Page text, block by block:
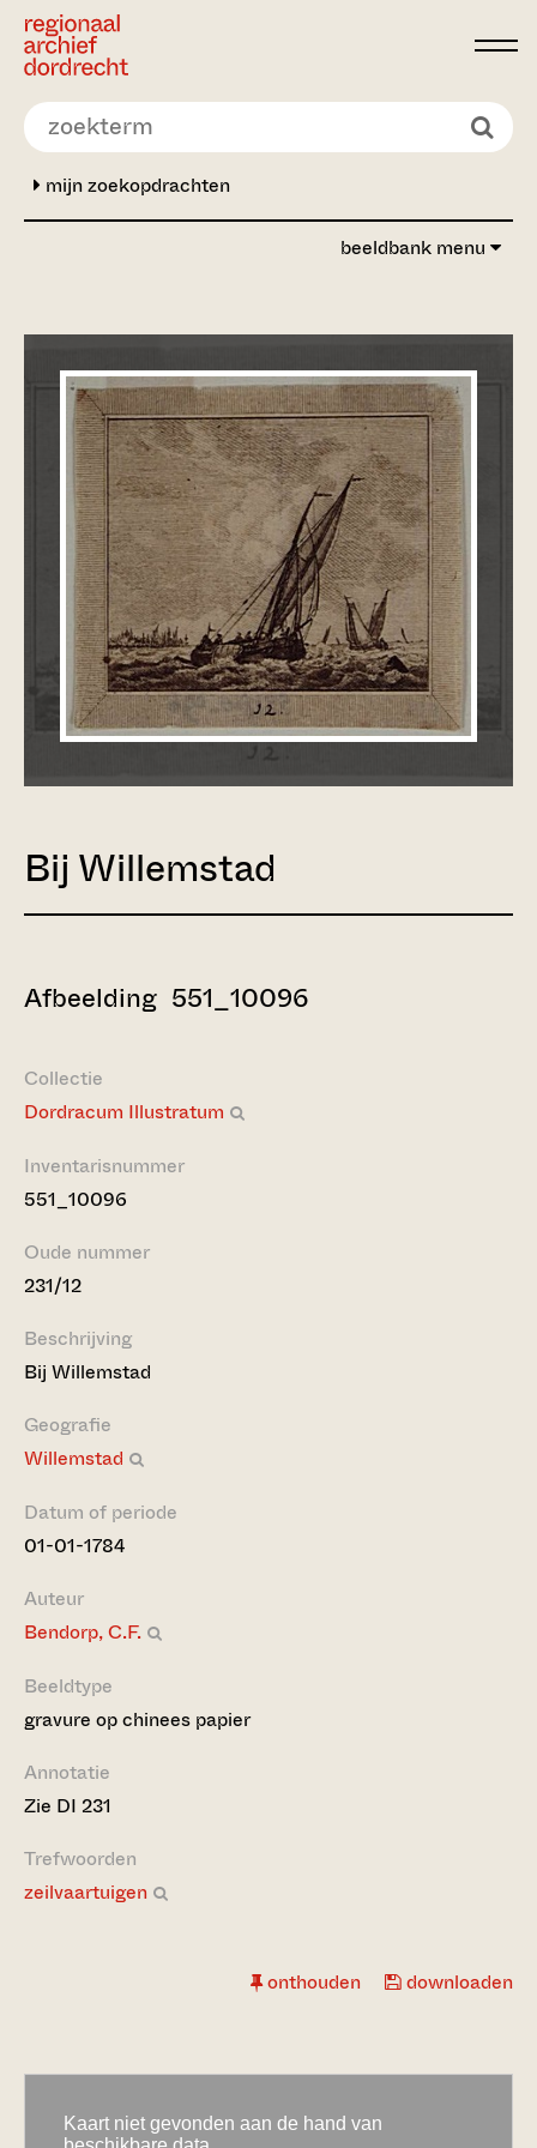
Ga direct naar de inhoud
mijn zoekopdrachten
beeldbank menu
Bij Willemstad
Afbeelding 551_10096
Collectie
Dordracum Illustratum
Inventarisnummer
551_10096
Oude nummer
231/12
Beschrijving
Bij Willemstad
Geografie
Willemstad
Datum of periode
01-01-1784
Auteur
Bendorp, C.F.
Beeldtype
gravure op chinees papier
Annotatie
Zie DI 231
Trefwoorden
zeilvaartuigen
onthouden downloaden